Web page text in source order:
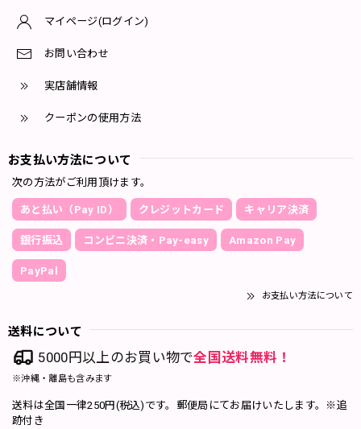
マイページ(ログイン)
お問い合わせ
実店舗情報
クーポンの使用方法
お支払い方法について
次の方法がご利用頂けます。
あと払い（Pay ID） クレジットカード キャリア決済
銀行振込 コンビニ決済・Pay-easy Amazon Pay
PayPal
お支払い方法について
送料について
5000円以上のお買い物で全国送料無料！
※沖縄・離島も含みます
送料は全国一律250円(税込)です。郵便局にてお届けいたします。※追
跡付き